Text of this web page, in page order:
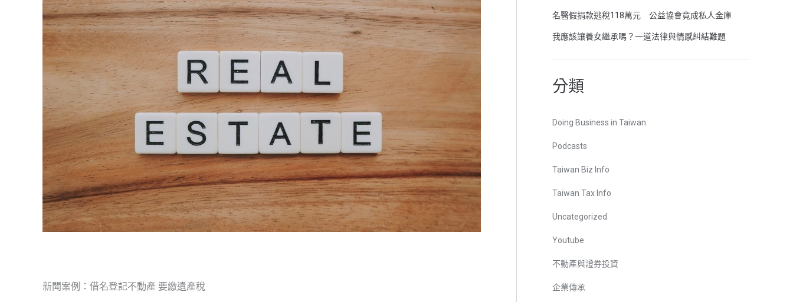
新聞案例：借名登記不動產 要繳遺產稅
名醫假捐款逃稅118萬元 公益協會竟成私人金庫
我應該讓養女繼承嗎？一道法律與情感糾結難題
分類
Doing Business in Taiwan
Podcasts
Taiwan Biz Info
Taiwan Tax Info
Uncategorized
Youtube
不動產與證券投資
企業傳承